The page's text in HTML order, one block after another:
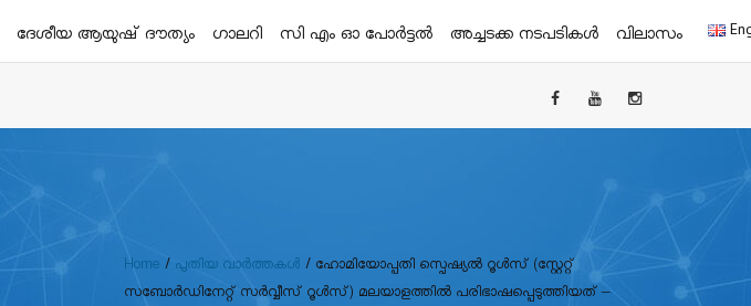
ദേശീയ ആയുഷ് ദൗത്യം ഗാലറി സി എം ഓ പോർട്ടൽ അച്ചടക്ക നടപടികൾ വിലാസം
Home / പുതിയ വാർത്തകൾ / ഹോമിയോപ്പതി സ്പെഷ്യൽ റൂൾസ് (സ്റ്റേറ്റ്
സബോർഡിനേറ്റ് സർവ്വീസ് റൂൾസ്) മലയാളത്തിൽ പരിഭാഷപ്പെടുത്തിയത് –